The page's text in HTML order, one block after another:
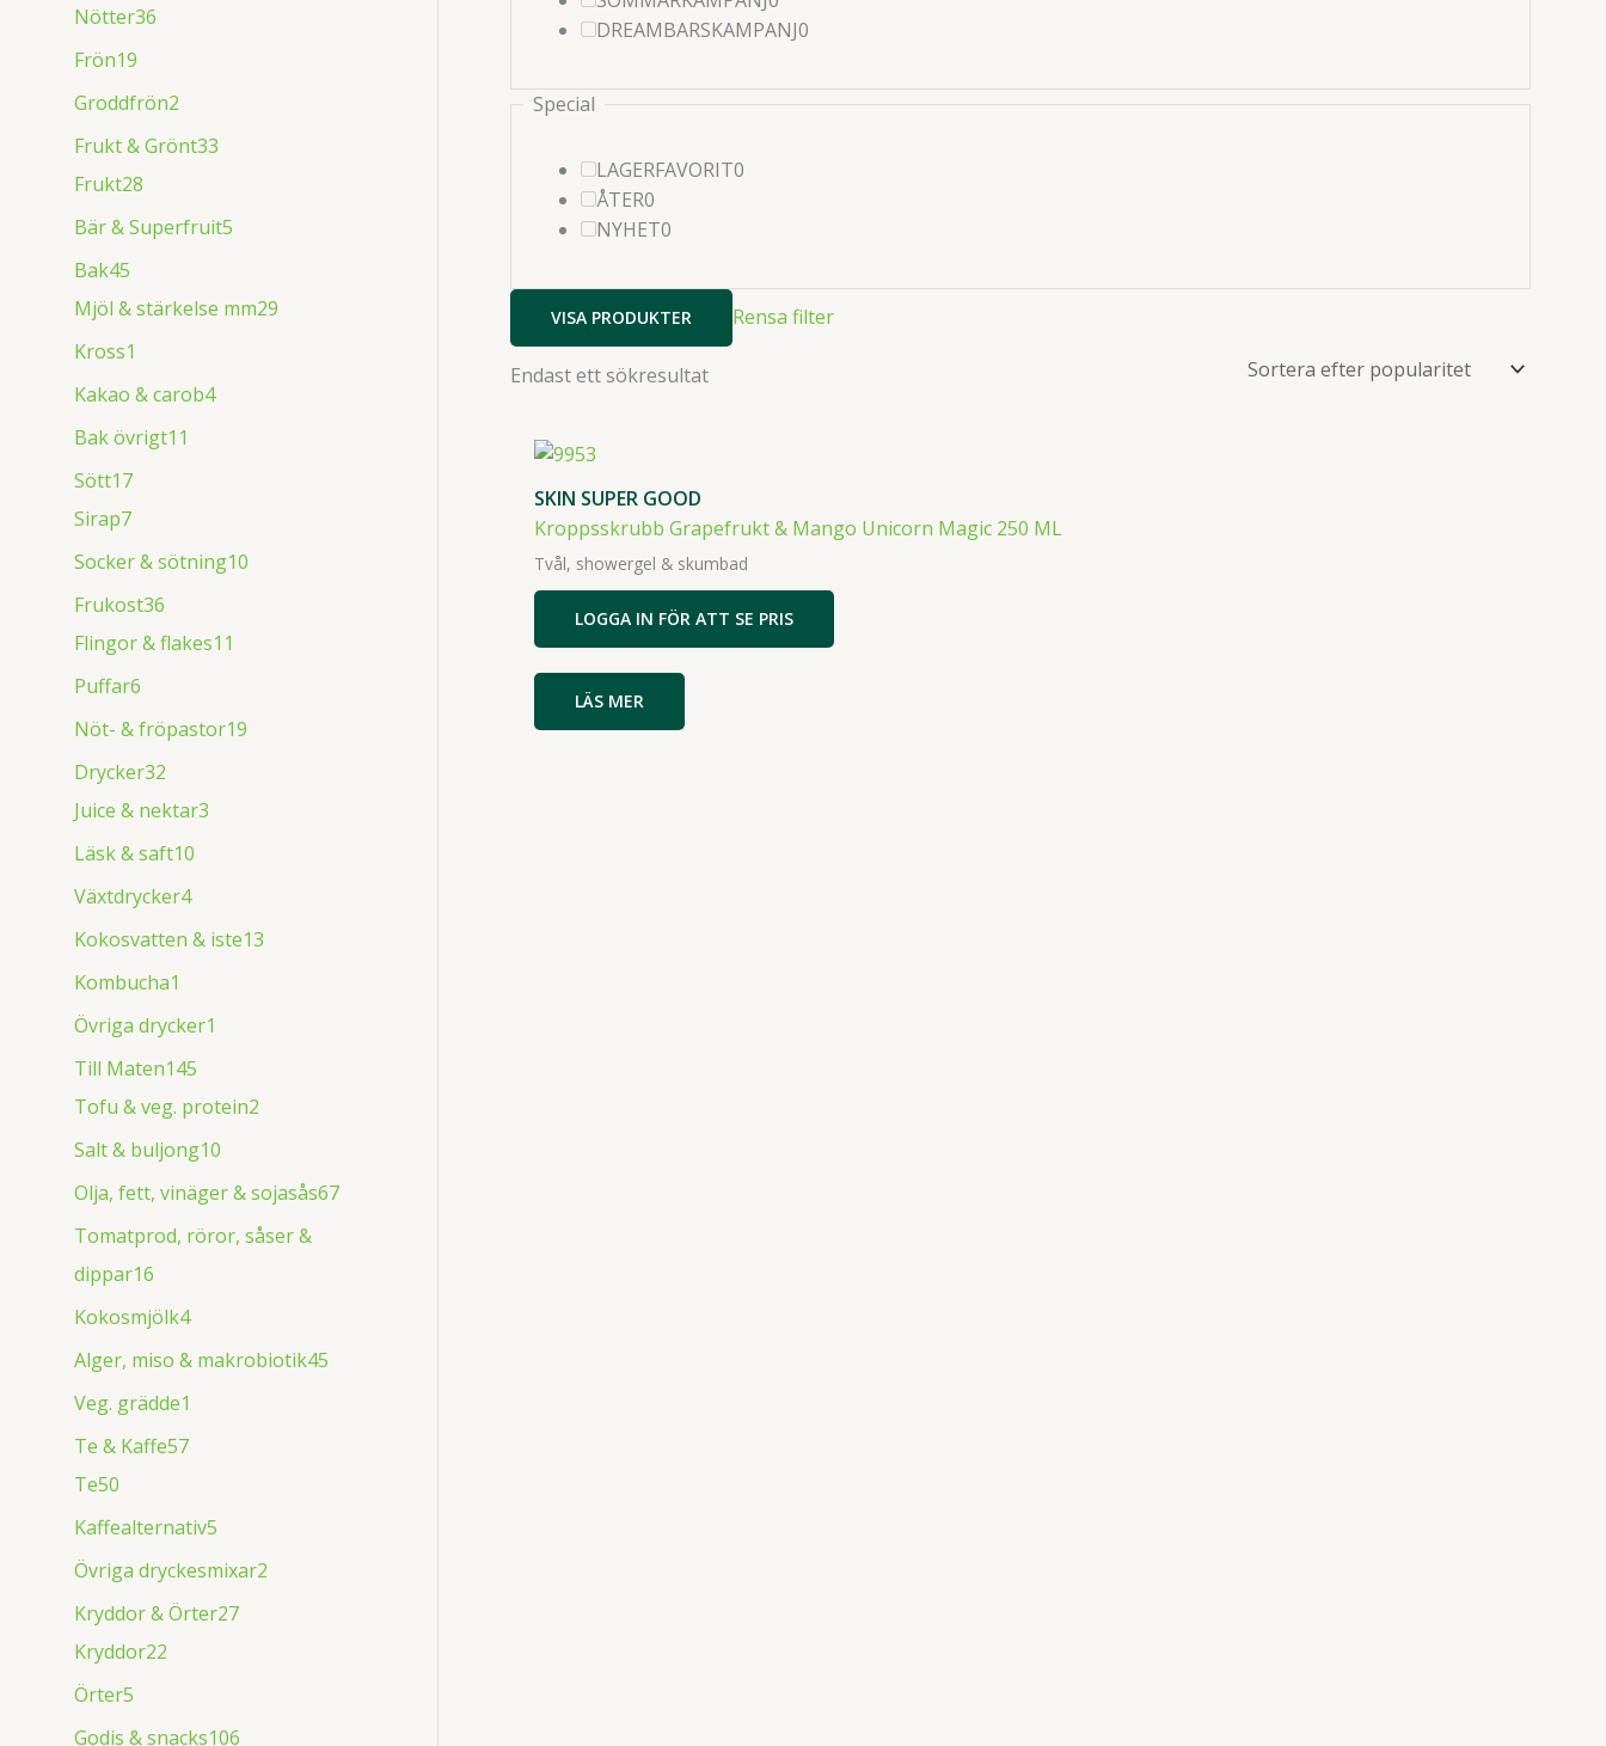
Nötter36
Frön19
Groddfrön2
Frukt & Grönt33
Frukt28
Bär & Superfruit5
Bak45
Mjöl & stärkelse mm29
Kross1
Kakao & carob4
Bak övrigt11
Sött17
Sirap7
Socker & sötning10
Frukost36
Flingor & flakes11
Puffar6
Nöt- & fröpastor19
Drycker32
Juice & nektar3
Läsk & saft10
Växtdrycker4
Kokosvatten & iste13
Kombucha1
Övriga drycker1
Till Maten145
Tofu & veg. protein2
Salt & buljong10
Olja, fett, vinäger & sojasås67
Tomatprod, röror, såser &
dippar16
Kokosmjölk4
Alger, miso & makrobiotik45
Veg. grädde1
Te & Kaffe57
Te50
Kaffealternativ5
Övriga dryckesmixar2
Kryddor & Örter27
Kryddor22
Örter5
Godis & snacks106
produkter
DREAMBARSKAMPANJ0
Special
LAGERFAVORIT0
ÅTER0
produkter
NYHET0
VISA PRODUKTER Rensa filter
Endast ett sökresultat
SKIN SUPER GOOD
Kroppsskrubb Grapefrukt & Mango Unicorn Magic 250 ML
Tvål, showergel & skumbad
LOGGA IN FÖR ATT SE PRIS
LÄS MER